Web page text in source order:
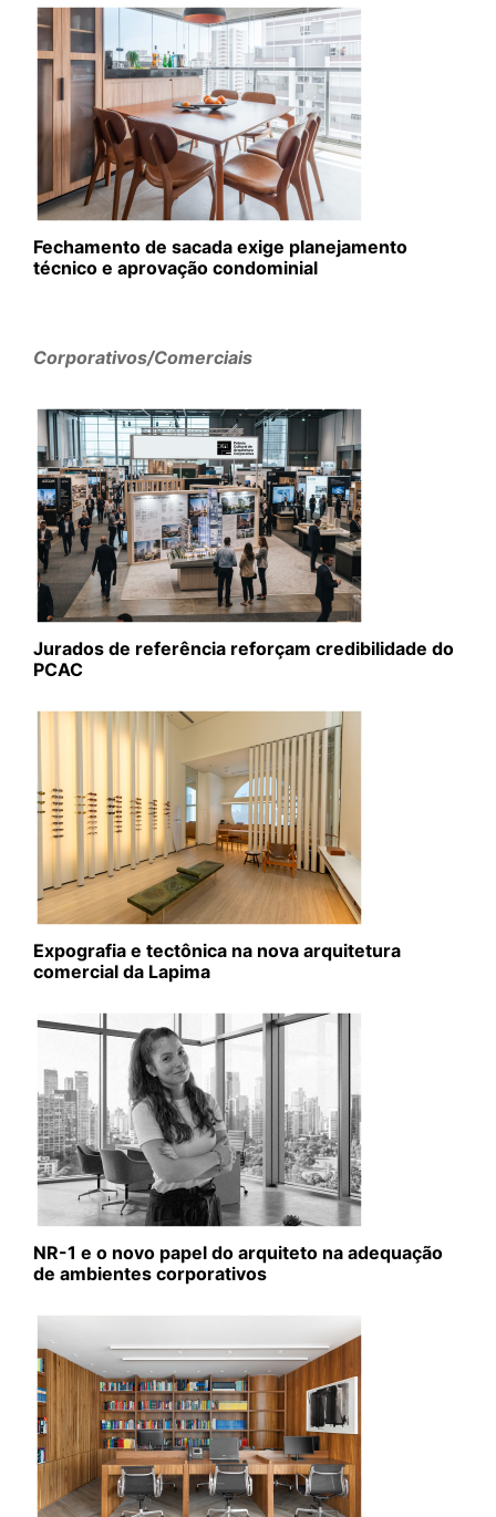
Fechamento de sacada exige planejamento
técnico e aprovação condominial
Corporativos/Comerciais
Jurados de referência reforçam credibilidade do
PCAC
Expografia e tectônica na nova arquitetura
comercial da Lapima
NR-1 e o novo papel do arquiteto na adequação
de ambientes corporativos